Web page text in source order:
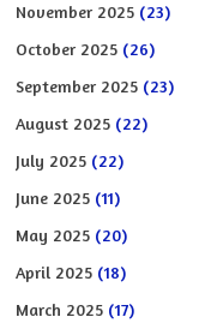
November 2025 (23)
October 2025 (26)
September 2025 (23)
August 2025 (22)
July 2025 (22)
June 2025 (11)
May 2025 (20)
April 2025 (18)
March 2025 (17)